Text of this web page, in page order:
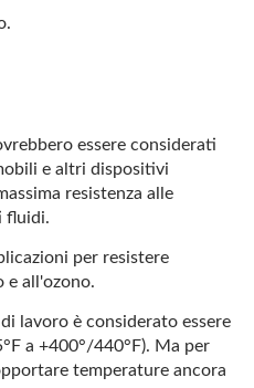
essere considerati
e altri dispositivi
resistenza alle
fluidi.
per resistere
e all'ozono.
lavoro è considerato essere
a +400°/440°F). Ma per
temperature ancora